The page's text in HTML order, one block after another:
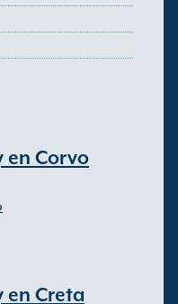
en Corvo
en Creta